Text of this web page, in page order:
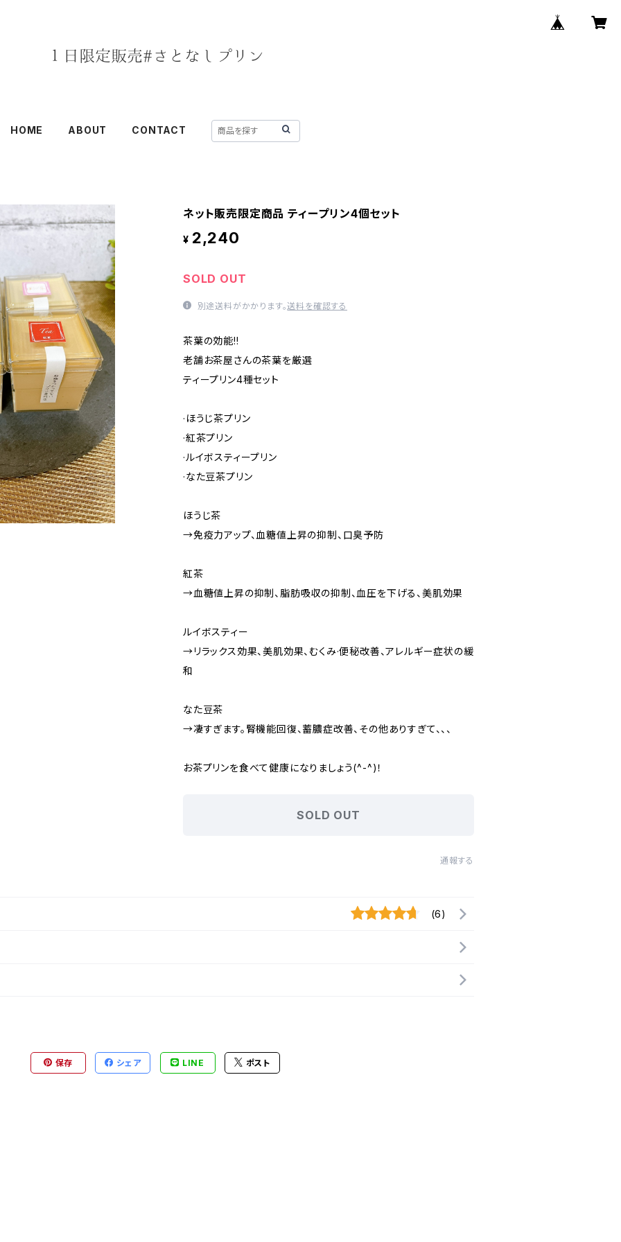
HOME ABOUT CONTACT
ネット販売限定商品 ティープリン4個セット
¥ 2,240
SOLD OUT
別途送料がかかります。送料を確認する
茶葉の効能!!
老舗お茶屋さんの茶葉を厳選
ティープリン4種セット
·ほうじ茶プリン
·紅茶プリン
·ルイボスティープリン
·なた豆茶プリン
ほうじ茶
→免疫力アップ、血糖値上昇の抑制、口臭予防
紅茶
→血糖値上昇の抑制、脂肪吸収の抑制、血圧を下げる、美肌効果
ルイボスティー
→リラックス効果、美肌効果、むくみ·便秘改善、アレルギー症状の緩
和
なた豆茶
→凄すぎます。腎機能回復、蓄膿症改善、その他ありすぎて、、、
お茶プリンを食べて健康になりましょう(^-^)！
SOLD OUT
通報する
(6)
保存 シェア LINE ポスト